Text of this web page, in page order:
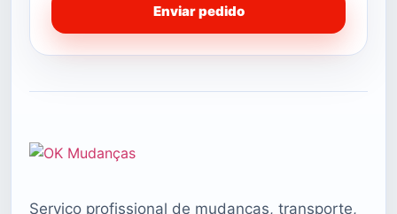
Enviar pedido
Serviço profissional de mudanças, transporte,